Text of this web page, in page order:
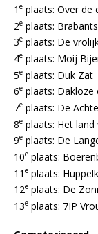
1 e plaats: Over de
2e plaats:
3e plaats: De
4e plaats: Moij
5e plaats: Duk Zat
6e plaats: Dakloze
7e plaats: De
8e plaats: Het land
9e plaats: De
10e plaats:
11 e plaats:
12e plaats: De
13e plaats: 7IP